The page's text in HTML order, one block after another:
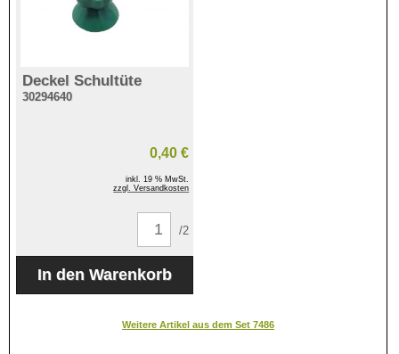
Deckel Schultüte
30294640
0,40 €
inkl. 19 % MwSt.
zzgl. Versandkosten
/2
Weitere Artikel aus dem Set 7486